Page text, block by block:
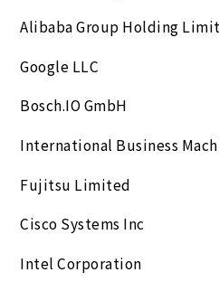
Alibaba Group Holding
Google LLC
Bosch.IO GmbH
International Business
Fujitsu Limited
Cisco Systems Inc
Intel Corporation